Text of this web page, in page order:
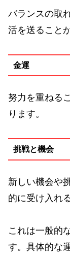
バランスの取
活を送ること
金運
努力を重ねる
ります。
挑戦と機会
新しい機会や
的に受け入れ
これは一般的
す。具体的な